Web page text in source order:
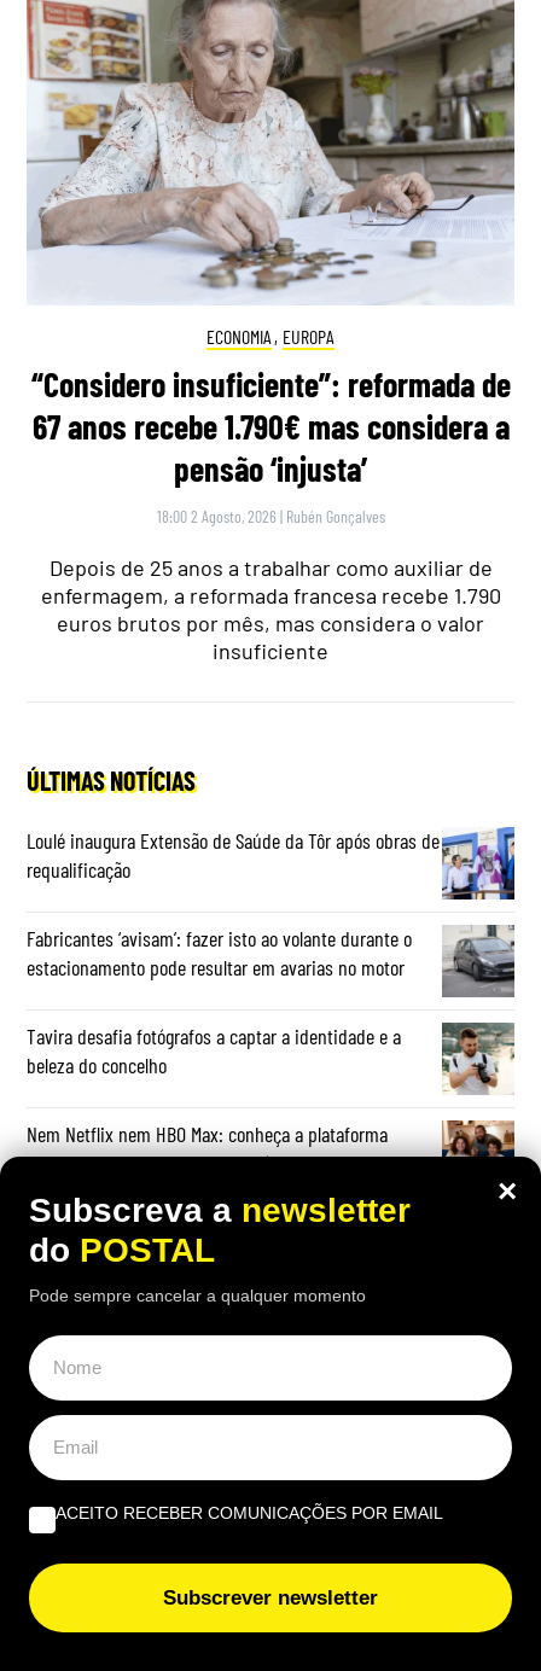
ECONOMIA , EUROPA
“Considero insuficiente”: reformada de
67 anos recebe 1.790€ mas considera a
pensão ‘injusta’
18:00 2 Agosto, 2026 | Rubén Gonçalves
Depois de 25 anos a trabalhar como auxiliar de
enfermagem, a reformada francesa recebe 1.790
euros brutos por mês, mas considera o valor
insuficiente
ÚLTIMAS NOTÍCIAS
Loulé inaugura Extensão de Saúde da Tôr após obras de
requalificação
Fabricantes ‘avisam’: fazer isto ao volante durante o
estacionamento pode resultar em avarias no motor
Tavira desafia fotógrafos a captar a identidade e a
beleza do concelho
Nem Netflix nem HBO Max: conheça a plataforma
gratuita em Portugal ‘cheia’ de séries
Jovem resgatado em estado grave após salto para a
água no Algar Seco em Lagoa
OPINIÃO
Profissional não profissionalizada – Uma reflexão de
agosto | Por Ana Alexandra Resende
Quando viver no Algarve se torna um luxo | Por João
Rúben Silva
×
Subscreva a newsletter
do POSTAL
Pode sempre cancelar a qualquer momento
ACEITO RECEBER COMUNICAÇÕES POR EMAIL
Subscrever newsletter